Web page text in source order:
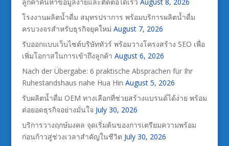
โรงงานผลิตน้ำดื่ม สมุทรปราการ พร้อมบริการผลิตน้ำดื่ม
ครบวงจรสำหรับธุรกิจยุคใหม่ August 7, 2026
รับออกแบบเว็บไซต์บริษัททัวร์ พร้อมวางโครงสร้าง SEO เพื่อ
เพิ่มโอกาสในการเข้าถึงลูกค้า August 6, 2026
Nach der Übergabe: 6 praktische Absprachen für Ihr
Ruhestandshaus nahe Hua Hin August 5, 2026
รับผลิตน้ำดื่ม OEM ทางเลือกที่ช่วยสร้างแบรนด์ได้ง่าย พร้อม
ต่อยอดธุรกิจอย่างมั่นใจ July 30, 2026
บริการวางฤกษ์มงคล จุดเริ่มต้นของการเตรียมความพร้อม
ก่อนก้าวสู่ช่วงเวลาสำคัญในชีวิต July 30, 2026